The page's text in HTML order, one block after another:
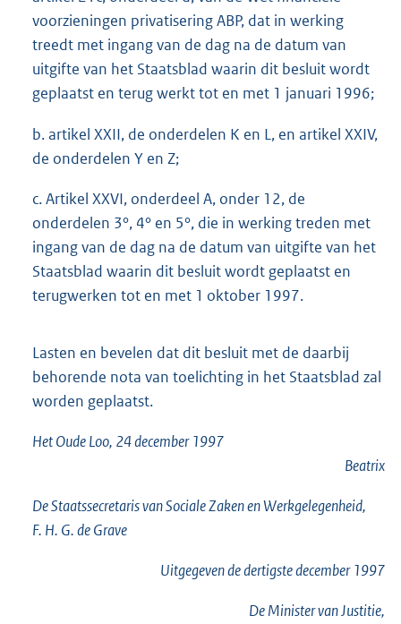
voorzieningen privatisering ABP, dat in werking
treedt met ingang van de dag na de datum van
uitgifte van het Staatsblad waarin dit besluit wordt
geplaatst en terug werkt tot en met 1 januari 1996;
b. artikel XXII, de onderdelen K en L, en artikel XXIV,
de onderdelen Y en Z;
c. Artikel XXVI, onderdeel A, onder 12, de
onderdelen 3°, 4° en 5°, die in werking treden met
ingang van de dag na de datum van uitgifte van het
Staatsblad waarin dit besluit wordt geplaatst en
terugwerken tot en met 1 oktober 1997.
Lasten en bevelen dat dit besluit met de daarbij
behorende nota van toelichting in het Staatsblad zal
worden geplaatst.
Het Oude Loo, 24 december 1997
Beatrix
De Staatssecretaris van Sociale Zaken en Werkgelegenheid,
F. H. G. de Grave
Uitgegeven dedertigstedecember 1997
De Minister van Justitie,